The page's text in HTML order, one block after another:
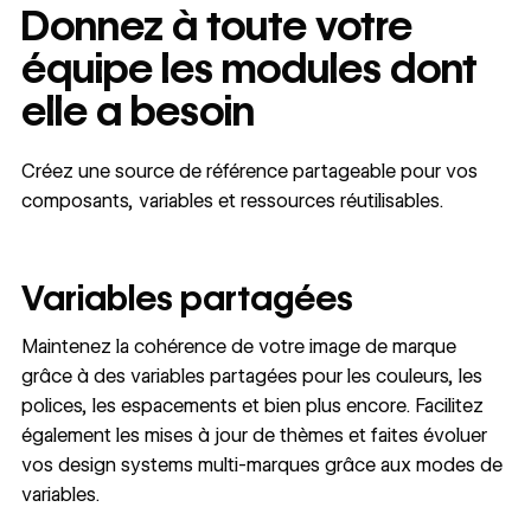
Donnez à toute votre
équipe les modules dont
elle a besoin
Créez une source de référence partageable pour vos
composants, variables et ressources réutilisables.
Variables partagées
Maintenez la cohérence de votre image de marque
grâce à des variables partagées pour les couleurs, les
polices, les espacements et bien plus encore. Facilitez
également les mises à jour de thèmes et faites évoluer
vos design systems multi-marques grâce aux modes de
variables.